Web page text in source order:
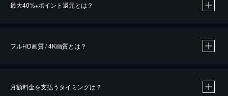
最大40%※ポイント還元とは？
※40％ポイント還元の対象は、クレジットカード決済による作品の購入 / レンタルです。
フルHD画質 / 4K画質とは？
月額料金を支払うタイミングは？